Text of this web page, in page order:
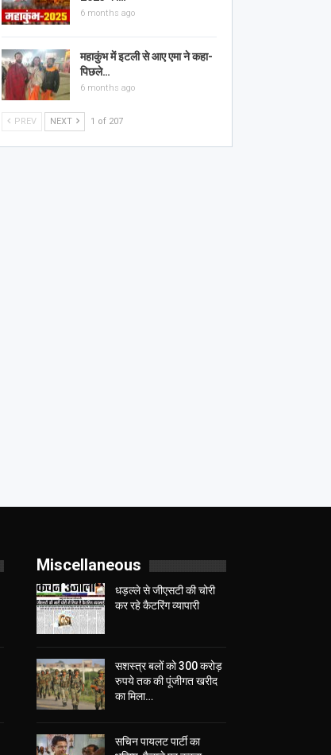
6 months ago
महाकुंभ में इटली से आए एमा ने कहा-
पिछले…
6 months ago
PREV NEXT 1 of 207
Miscellaneous
धड़ल्ले से जीएसटी की चोरी
कर रहे कैटरिंग व्यापारी
सशस्त्र बलों को 300 करोड़
रुपये तक की पूंजीगत खरीद
का मिला…
सचिन पायलट पार्टी का